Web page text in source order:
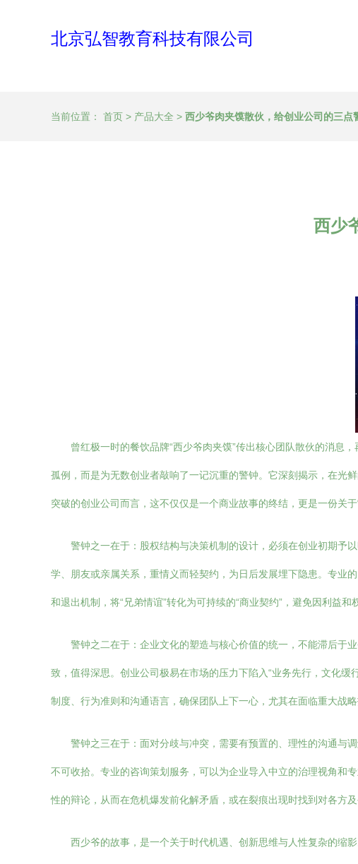
北京弘智教育科技有限公司
当前位置： 首页 > 产品大全 > 西少爷肉夹馍散伙，给创业公司的三点
西少
曾红极一时的餐饮品牌“西少爷肉夹馍”传出核心团队散伙的消息
孤例，而是为无数创业者敲响了一记沉重的警钟。它深刻揭示，在光
突破的创业公司而言，这不仅仅是一个商业故事的终结，更是一份关
警钟之一在于：股权结构与决策机制的设计，必须在创业初期予
学、朋友或亲属关系，重情义而轻契约，为日后发展埋下隐患。专业
和退出机制，将“兄弟情谊”转化为可持续的“商业契约”，避免因利益和
警钟之二在于：企业文化的塑造与核心价值的统一，不能滞后于
致，值得深思。创业公司极易在市场的压力下陷入“业务先行，文化
制度、行为准则和沟通语言，确保团队上下一心，尤其在面临重大战
警钟之三在于：面对分歧与冲突，需要有预置的、理性的沟通与
不可收拾。专业的咨询策划服务，可以为企业导入中立的治理视角和
性的辩论，从而在危机爆发前化解矛盾，或在裂痕出现时找到对各方
西少爷的故事，是一个关于时代机遇、创新思维与人性复杂的缩